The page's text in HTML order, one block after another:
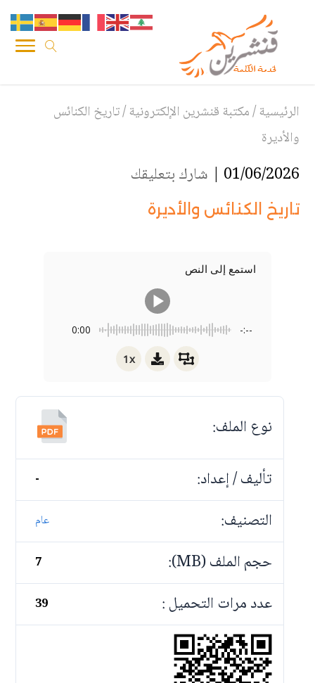
الرئيسية/مكتبة قنشرين الإلكترونية/تاريخ الكنائس
والأديرة
01/06/2026 | شارك بتعليقك
تاريخ الكنائس والأديرة
استمع إلى النص
0:00 -:--
1x
نوع الملف:
تأليف / إعداد:
-
التصنيف: عام
حجم الملف (MB): 7
عدد مرات التحميل : 39